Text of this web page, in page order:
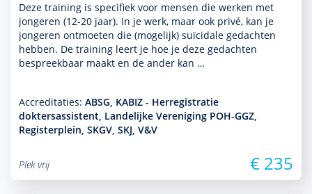
Deze training is specifiek voor mensen die werken met
jongeren (12-20 jaar). In je werk, maar ook privé, kan je
jongeren ontmoeten die (moge­lijk) suïcidale gedachten
hebben. De training leert je hoe je deze gedachten
bespreekbaar maakt en de ander kan …
Accreditaties: ABSG, KABIZ - Herregistratie
doktersassistent, Landelijke Vereniging POH-GGZ,
Registerplein, SKGV, SKJ, V&V
Plek vrij € 235